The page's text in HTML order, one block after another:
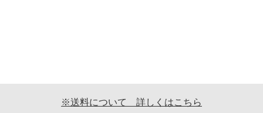
※送料について 詳しくはこちら